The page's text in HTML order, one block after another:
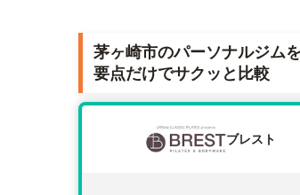
茅ヶ崎市のパーソナルジムを
要点だけでサクッと比較
ブレスト